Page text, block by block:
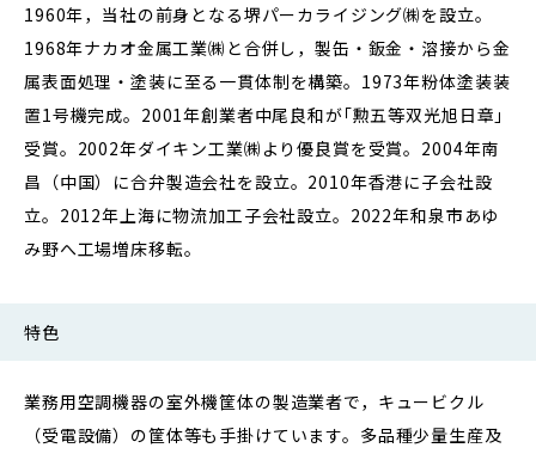
1960年，当社の前身となる堺パーカライジング㈱を設立。
1968年ナカオ金属工業㈱と合併し，製缶・鈑金・溶接から金
属表面処理・塗装に至る一貫体制を構築。1973年粉体塗装装
置1号機完成。2001年創業者中尾良和が｢勲五等双光旭日章｣
受賞。2002年ダイキン工業㈱より優良賞を受賞。2004年南
昌（中国）に合弁製造会社を設立。2010年香港に子会社設
立。2012年上海に物流加工子会社設立。2022年和泉市あゆ
み野へ工場増床移転。
特色
業務用空調機器の室外機筐体の製造業者で，キュービクル
（受電設備）の筐体等も手掛けています。多品種少量生産及